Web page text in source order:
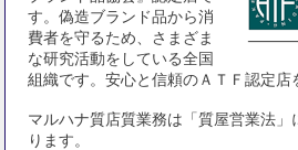
す。偽造ブランド品から消
費者を守るため、さまざま
な研究活動をしている全国
組織です。安心と信頼のＡＴＦ認定店
マルハナ質店質業務は「質屋営業法
ります。